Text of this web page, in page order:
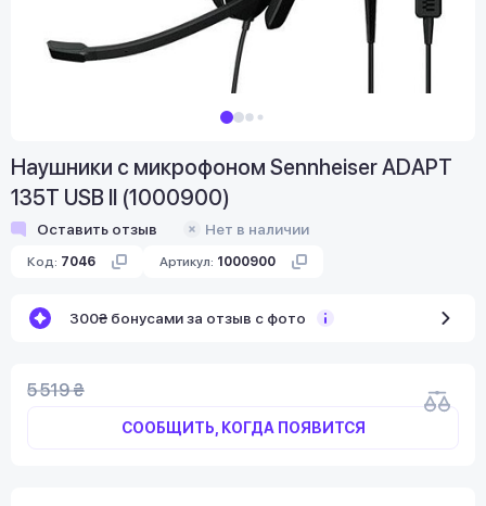
Наушники с микрофоном Sennheiser ADAPT
135T USB II (1000900)
Оставить отзыв Нет в наличии
Код: 7046 Артикул: 1000900
300₴ бонусами за отзыв с фото
5 519 ₴
СООБЩИТЬ, КОГДА ПОЯВИТСЯ